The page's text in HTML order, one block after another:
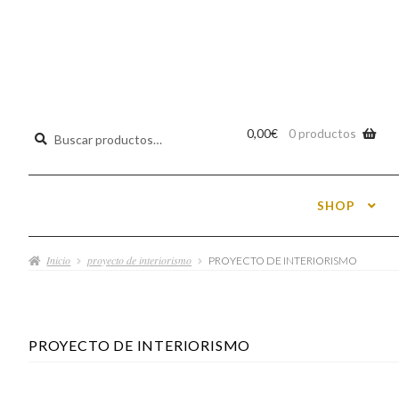
Buscar
0,00€ 0 productos
SHOP
Inicio proyecto de interiorismo PROYECTO DE INTERIORISMO
PROYECTO DE INTERIORISMO